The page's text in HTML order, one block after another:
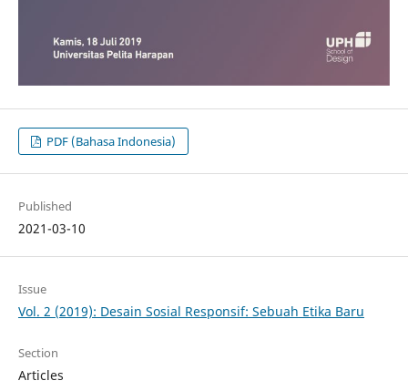
PDF (Bahasa Indonesia)
Published
2021-03-10
Issue
Vol. 2 (2019): Desain Sosial Responsif: Sebuah Etika Baru
Section
Articles